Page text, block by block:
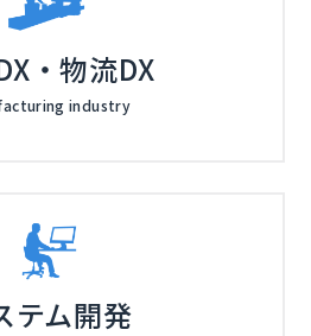
・物流DX
industry
テム開発